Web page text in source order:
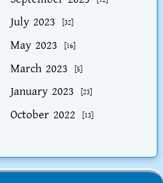
July 2023 [32]
May 2023 [16]
March 2023 [5]
January 2023 [23]
October 2022 [13]